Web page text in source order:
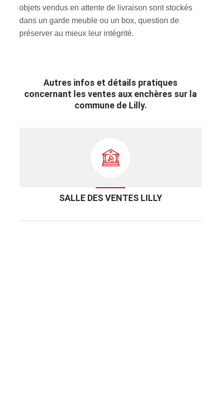
objets vendus en attente de livraison sont stockés
dans un garde meuble ou un box, question de
préserver au mieux leur intégrité.
Autres infos et détails pratiques
concernant les ventes aux enchères sur la
commune de Lilly.
SALLE DES VENTES LILLY